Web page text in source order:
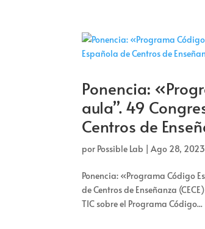
Ponencia:
aula”. 49
Centros de
por Possible Lab |Ago 28, 2023
Ponencia: «Programa Código
de Centros de Enseñanza
TIC sobre el Programa Código...